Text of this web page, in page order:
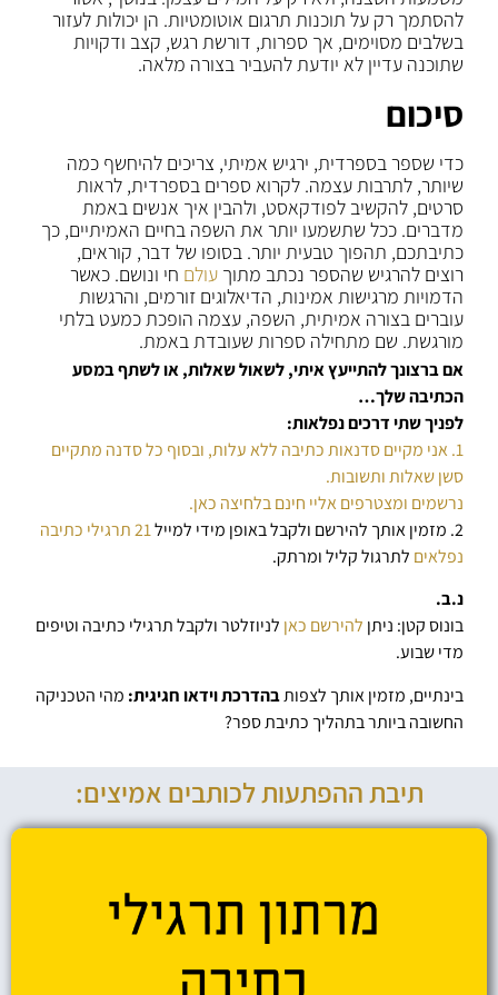
להסתמך רק על תוכנות תרגום אוטומטיות. הן יכולות לעזור
בשלבים מסוימים, אך ספרות, דורשת רגש, קצב ודקויות
שתוכנה עדיין לא יודעת להעביר בצורה מלאה.
סיכום
כדי שספר בספרדית, ירגיש אמיתי, צריכים להיחשף כמה
שיותר, לתרבות עצמה. לקרוא ספרים בספרדית, לראות
סרטים, להקשיב לפודקאסט, ולהבין איך אנשים באמת
מדברים. ככל שתשמעו יותר את השפה בחיים האמיתיים, כך
כתיבתכם, תהפוך טבעית יותר. בסופו של דבר, קוראים,
רוצים להרגיש שהספר נכתב מתוךעולם חי ונושם. כאשר
הדמויות מרגישות אמינות, הדיאלוגים זורמים, והרגשות
עוברים בצורה אמיתית, השפה, עצמה הופכת כמעט בלתי
מורגשת. שם מתחילה ספרות שעובדת באמת.
אם ברצונך להתייעץ איתי, לשאול שאלות, או לשתף במסע
הכתיבה שלך…
לפניך שתי דרכים נפלאות:
1. אני מקיים סדנאות כתיבה ללא עלות, ובסוף כל סדנה מתקיים
סשן שאלות ותשובות.
נרשמים ומצטרפים אליי חינם בלחיצה כאן.
2. מזמין אותך להירשם ולקבל באופן מידי למייל
21 תרגילי כתיבה
נפלאים לתרגול קליל ומרתק.
נ.ב.
בונוס קטן: ניתן להירשם כאן לניוזלטר ולקבל תרגילי כתיבה וטיפים
מדי שבוע.
בינתיים, מזמין אותך לצפותבהדרכת וידאו חגיגית: מהי הטכניקה
החשובה ביותר בתהליך כתיבת ספר?
תיבת ההפתעות לכותבים אמיצים: